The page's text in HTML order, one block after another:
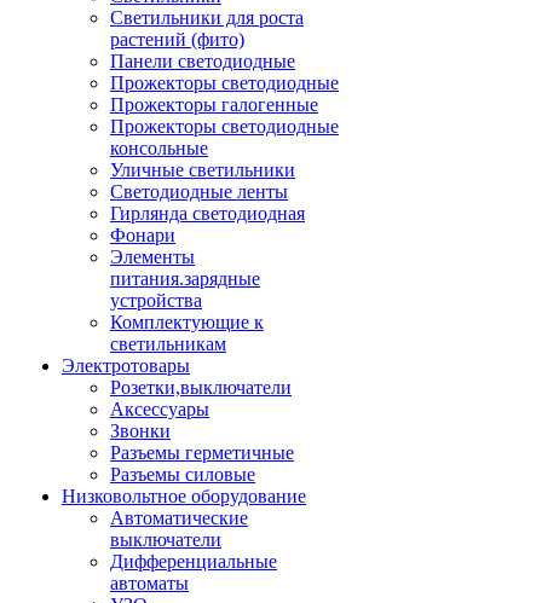
Светильники для роста
растений (фито)
Панели светодиодные
Прожекторы светодиодные
Прожекторы галогенные
Прожекторы светодиодные
консольные
Уличные светильники
Светодиодные ленты
Гирлянда светодиодная
Фонари
Элементы
питания.зарядные
устройства
Комплектующие к
светильникам
Электротовары
Розетки,выключатели
Аксессуары
Звонки
Разъемы герметичные
Разъемы силовые
Низковольтное оборудование
Автоматические
выключатели
Дифференциальные
автоматы